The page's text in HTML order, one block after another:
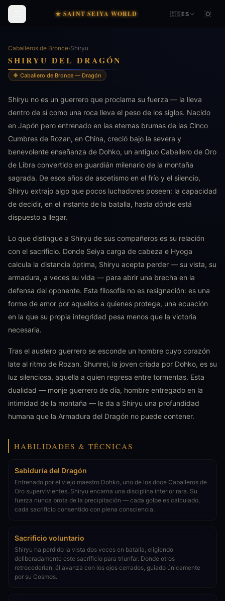
★ SAINT SEIYA WORLD 🇪🇸ES
Caballeros de Bronce›Shiryu
SHIRYU DEL DRAGÓN
🔶 Caballero de Bronce — Dragón
Shiryu no es un guerrero que proclama su fuerza — la lleva
dentro de sí como una roca lleva el peso de los siglos. Nacido
en Japón pero entrenado en las eternas brumas de las Cinco
Cumbres de Rozan, en China, creció bajo la severa y
benevolente enseñanza de Dohko, un antiguo Caballero de Oro
de Libra convertido en guardián milenario de la montaña
sagrada. De esos años de ascetismo en el frío y el silencio,
Shiryu extrajo algo que pocos luchadores poseen: la capacidad
de decidir, en el instante de la batalla, hasta dónde está
dispuesto a llegar.
Lo que distingue a Shiryu de sus compañeros es su relación
con el sacrificio. Donde Seiya carga de cabeza e Hyoga
calcula la distancia óptima, Shiryu acepta perder — su vista, su
armadura, a veces su vida — para abrir una brecha en la
defensa del oponente. Esta filosofía no es resignación: es una
forma de amor por aquellos a quienes protege, una ecuación
en la que su propia integridad pesa menos que la victoria
necesaria.
Tras el austero guerrero se esconde un hombre cuyo corazón
late al ritmo de Rozan. Shunrei, la joven criada por Dohko, es su
luz silenciosa, aquella a quien regresa entre tormentas. Esta
dualidad — monje guerrero de día, hombre entregado en la
intimidad de la montaña — le da a Shiryu una profundidad
humana que la Armadura del Dragón no puede contener.
HABILIDADES & TÉCNICAS
Sabiduría del Dragón
Entrenado por el viejo maestro Dohko, uno de los doce Caballeros de
Oro supervivientes, Shiryu encarna una disciplina interior rara. Su
fuerza nunca brota de la precipitación — cada golpe es calculado,
cada sacrificio consentido con plena consciencia.
Sacrificio voluntario
Shiryu ha perdido la vista dos veces en batalla, eligiendo
deliberadamente este sacrificio para triunfar. Donde otros
retrocederían, él avanza con los ojos cerrados, guiado únicamente
por su Cosmos.